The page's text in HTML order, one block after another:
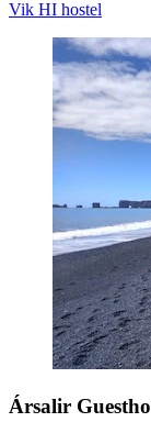
Vik HI hostel
Ársalir